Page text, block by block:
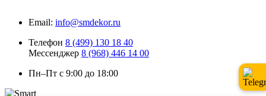
Email: info@smdekor.ru
Телефон 8 (499) 130 18 40
Мессенджер 8 (968) 446 14 00
Пн–Пт с 9:00 до 18:00